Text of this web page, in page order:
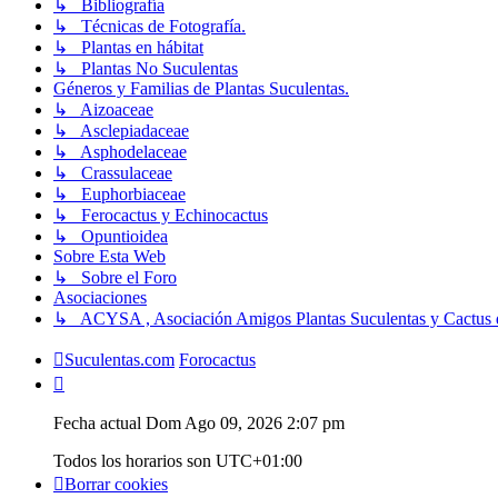
↳ Bibliografía
↳ Técnicas de Fotografía.
↳ Plantas en hábitat
↳ Plantas No Suculentas
Géneros y Familias de Plantas Suculentas.
↳ Aizoaceae
↳ Asclepiadaceae
↳ Asphodelaceae
↳ Crassulaceae
↳ Euphorbiaceae
↳ Ferocactus y Echinocactus
↳ Opuntioidea
Sobre Esta Web
↳ Sobre el Foro
Asociaciones
↳ ACYSA , Asociación Amigos Plantas Suculentas y Cactus
Suculentas.com Forocactus
Fecha actual Dom Ago 09, 2026 2:07 pm
Todos los horarios son UTC+01:00
Borrar cookies